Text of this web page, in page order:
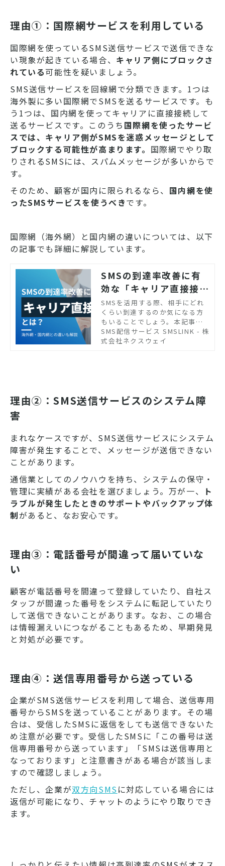
理由①：国際網サービスを利用している
国際網を使っているSMS送信サービスで送信できな
い現象が起きている場合、 キャリア側にブロックさ
れている可能性を疑いましょう。
SMS送信サービスを回線網で分類できます。1つは
海外製に多い国際網でSMSを送るサービスです。も
う1つは、国内網を使ってキャリアに直接接続して
送るサービスです。このうち 国際網を使ったサービ
スでは、キャリア側がSMSを迷惑メッセージとして
ブロックする可能性が高まります。 国際網でやり取
りされるSMSには、スパムメッセージが多いからで
す。
そのため、顧客が国内に限られるなら、 国内網を使
ったSMSサービスを使うべきです。
国際網（海外網）と国内網の違いについては、以下
の記事でも詳細に解説しています。
SMSの到達率改善に有
効な「キャリア直接接
続」とは？海外網・国内
網との違いも解説
SMSを活用する際、相手にどれ
くらい到達するのか気になる方
もいることでしょう。本記事で
は、SMSの到達率の高さやその
理由を解説します。さらに、開
SMS配信サービス SMSLINK - 株
式会社ネクスウェイ
理由②：SMS送信サービスのシステム障
害
まれなケースですが、SMS送信サービスにシステム
障害が発生することで、メッセージが送信できない
ことがあります。
通信業としてのノウハウを持ち、システムの保守・
管理に実績がある会社を選びましょう。万が一、
ト
ラブルが発生したときのサポートやバックアップ体
制があると、なお安心です。
理由③：電話番号が間違って届いていな
い
顧客が電話番号を間違って登録していたり、自社ス
タッフが間違った番号をシステムに転記していたり
して送信できないことがあります。なお、この場合
は情報漏えいにつながることもあるため、早期発見
と対処が必要です。
理由④：送信専用番号から送っている
企業がSMS送信サービスを利用して場合、送信専用
番号からSMSを送っていることがあります。その場
合は、受信したSMSに返信をしても送信できないた
め注意が必要です。受信したSMSに「この番号は送
信専用番号から送っています」「SMSは送信専用と
なっております」と注意書きがある場合が該当しま
すので確認しましょう。
ただし、企業が双方向SMSに対応している場合には
返信が可能になり、チャットのようにやり取りでき
ます。